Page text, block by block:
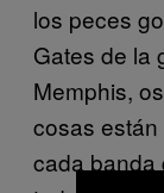
los peces
Gates de la
Memphis,
cosas
cada banda